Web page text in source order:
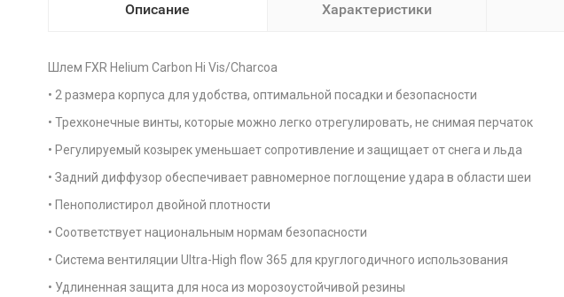
Описание Характеристики
Шлем FXR Helium Carbon Hi Vis/Charcoa
• 2 размера корпуса для удобства, оптимальной посадки и безопасности
• Трехконечные винты, которые можно легко отрегулировать, не снимая перчаток
• Регулируемый козырек уменьшает сопротивление и защищает от снега и льда
• Задний диффузор обеспечивает равномерное поглощение удара в области шеи
• Пенополистирол двойной плотности
• Соответствует национальным нормам безопасности
• Система вентиляции Ultra-High flow 365 для круглогодичного использования
• Удлиненная защита для носа из морозоустойчивой резины